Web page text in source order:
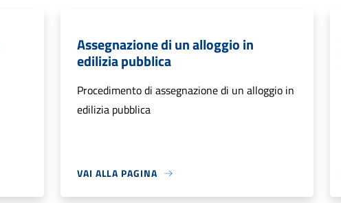
Assegnazione di un alloggio in
edilizia pubblica
Procedimento di assegnazione di un alloggio in
edilizia pubblica
VAI ALLA PAGINA